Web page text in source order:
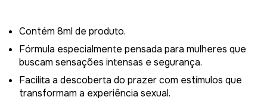
Contém 8ml de produto.
Fórmula especialmente pensada para mulheres que
buscam sensações intensas e segurança.
Facilita a descoberta do prazer com estímulos que
transformam a experiência sexual.